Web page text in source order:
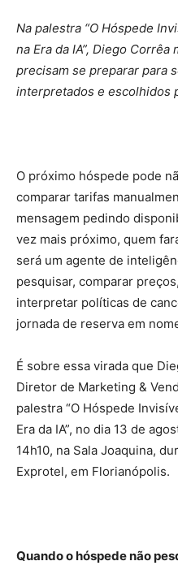
Na palestra “O Hóspede
na Era da IA”, Diego
precisam se preparar para
interpretados e escolhidos
O próximo hóspede pode
comparar tarifas
mensagem pedindo
vez mais próximo, quem
será um agente de
pesquisar, comparar
interpretar políticas de
jornada de reserva em
É sobre essa virada que
Diretor de Marketing &
palestra “O Hóspede
Era da IA”, no dia 13 de
14h10, na Sala Joaquina,
Exprotel, em Florianópolis.
Quando o hóspede não